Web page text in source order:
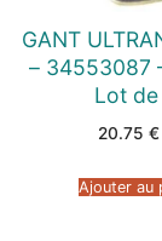
GANT
– 34553087
Lot de
20.75 €
Ajouter au